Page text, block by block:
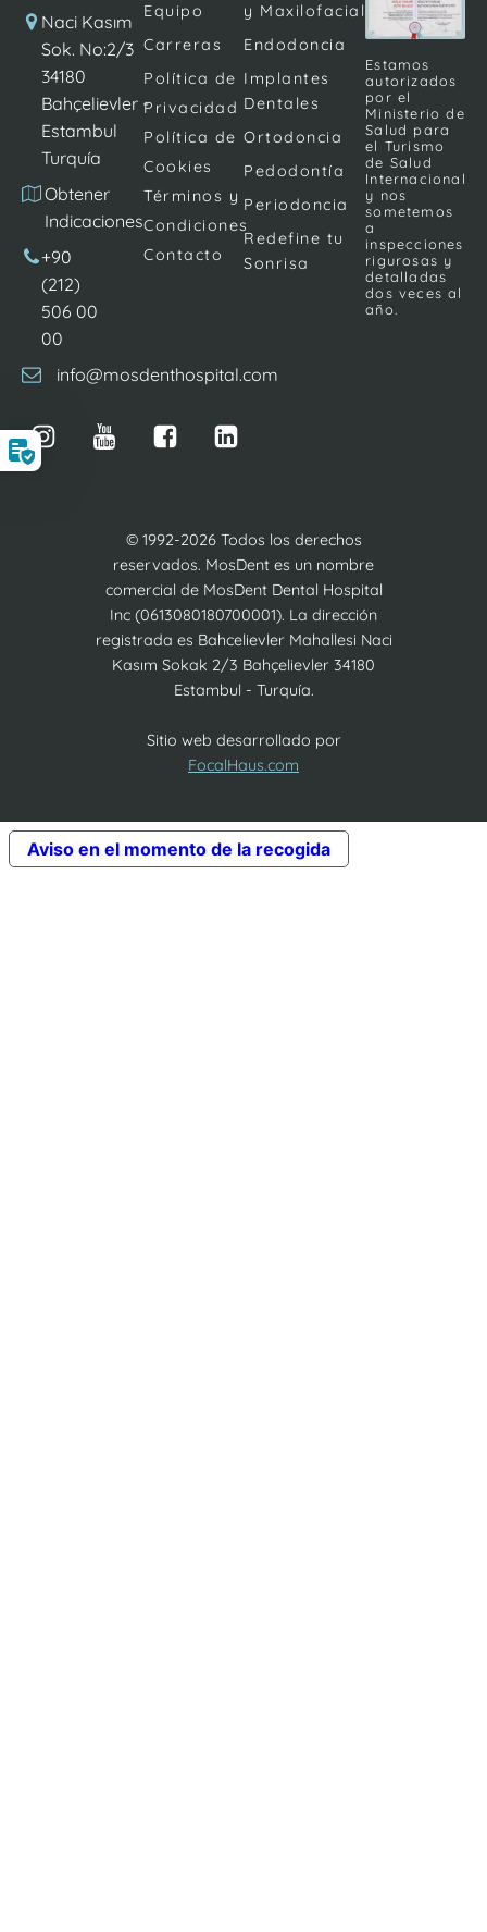
Naci Kasım
Sok. No:2/3
34180
Bahçelievler -
Estambul
Turquía
Obtener
Indicaciones
+90
(212)
506 00
00
info@mosdenthospital.com
Equipo
Carreras
Política de
Privacidad
Política de
Cookies
Términos y
Condiciones
Contacto
y Maxilofacial
Endodoncia
Implantes
Dentales
Ortodoncia
Pedodontía
Periodoncia
Redefine tu
Sonrisa
Estamos
autorizados
por el
Ministerio de
Salud para
el Turismo
de Salud
Internacional
y nos
sometemos
a
inspecciones
rigurosas y
detalladas
dos veces al
año.
© 1992-2026 Todos los derechos
reservados. MosDent es un nombre
comercial de MosDent Dental Hospital
Inc (0613080180700001). La dirección
registrada es Bahcelievler Mahallesi Naci
Kasım Sokak 2/3 Bahçelievler 34180
Estambul - Turquía.
Sitio web desarrollado por
FocalHaus.com
Aviso en el momento de la recogida